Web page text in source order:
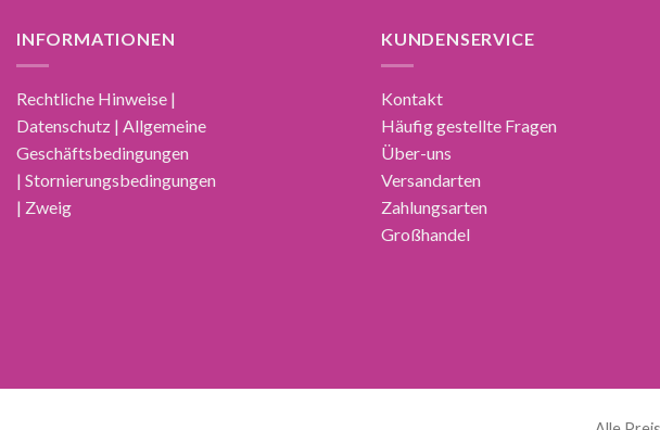
INFORMATIONEN
Rechtliche Hinweise |
Datenschutz | Allgemeine
Geschäftsbedingungen
| Stornierungsbedingungen
| Zweig
KUNDENSERVICE
Kontakt
Häufig gestellte Fragen
Über-uns
Versandarten
Zahlungsarten
Großhandel